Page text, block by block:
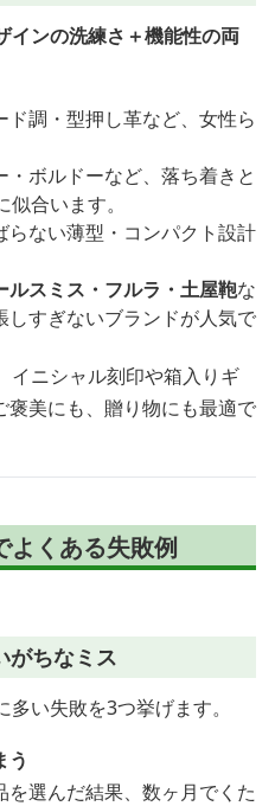
インの洗練さ＋機能性の両
調・型押し革など、女性ら
・ボルドーなど、落ち着きと
合います。
らない薄型・コンパクト設計
ルスミス・フルラ・土屋鞄な
しすぎないブランドが人気で
イニシャル刻印や箱入りギ
美にも、贈り物にも最適で
よくある失敗例
がちなミス
い失敗を3つ挙げます。
う
選んだ結果、数ヶ月でくた